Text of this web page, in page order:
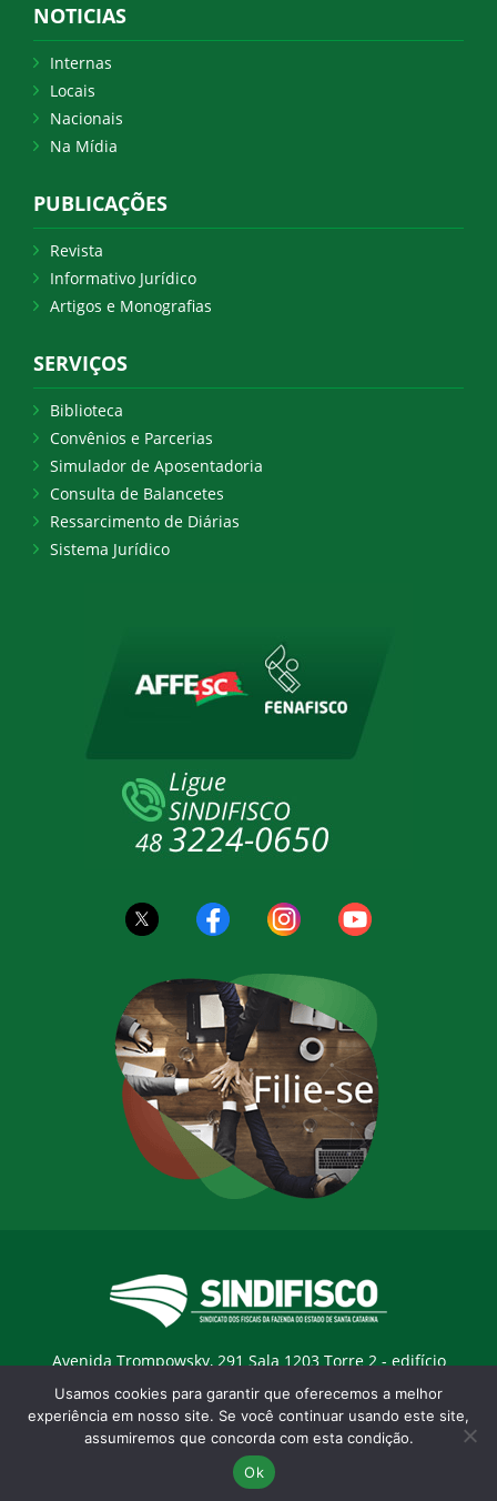
NOTICIAS
Internas
Locais
Nacionais
Na Mídia
PUBLICAÇÕES
Revista
Informativo Jurídico
Artigos e Monografias
SERVIÇOS
Biblioteca
Convênios e Parcerias
Simulador de Aposentadoria
Consulta de Balancetes
Ressarcimento de Diárias
Sistema Jurídico
Avenida Trompowsky, 291 Sala 1203 Torre 2 - edifício
Trompowsky Corporate - Centro - Florianopólis / SC - CEP:
88015-300 |E-mail:sindifisco@sindifisco.org.br
Desenvolvido pelaagência Marketing Objetivo
Usamos cookies para garantir que oferecemos a melhor
experiência em nosso site. Se você continuar usando este site,
assumiremos que concorda com esta condição.
Ok